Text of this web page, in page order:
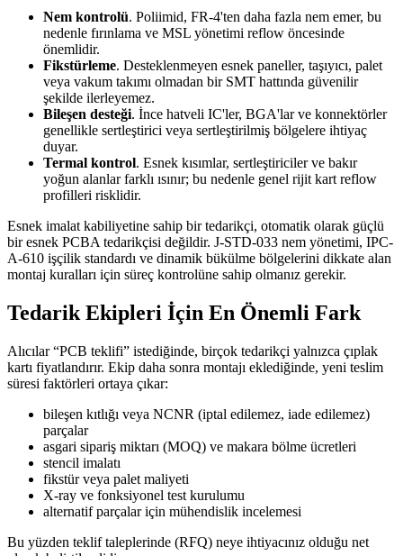
Nem kontrolü. Poliimid, FR-4'ten daha fazla nem emer, bu
nedenle fırınlama ve MSL yönetimi reflow öncesinde
önemlidir.
Fikstürleme. Desteklenmeyen esnek paneller, taşıyıcı, palet
veya vakum takımı olmadan bir SMT hattında güvenilir
şekilde ilerleyemez.
Bileşen desteği. İnce hatveli IC'ler, BGA'lar ve konnektörler
genellikle sertleştirici veya sertleştirilmiş bölgelere ihtiyaç
duyar.
Termal kontrol. Esnek kısımlar, sertleştiriciler ve bakır
yoğun alanlar farklı ısınır; bu nedenle genel rijit kart reflow
profilleri risklidir.
Esnek imalat kabiliyetine sahip bir tedarikçi, otomatik olarak güçlü
bir esnek PCBA tedarikçisi değildir. J-STD-033 nem yönetimi, IPC-
A-610 işçilik standardı ve dinamik bükülme bölgelerini dikkate alan
montaj kuralları için süreç kontrolüne sahip olmanız gerekir.
Tedarik Ekipleri İçin En Önemli Fark
Alıcılar “PCB teklifi” istediğinde, birçok tedarikçi yalnızca çıplak
kartı fiyatlandırır. Ekip daha sonra montajı eklediğinde, yeni teslim
süresi faktörleri ortaya çıkar:
bileşen kıtlığı veya NCNR (iptal edilemez, iade edilemez)
parçalar
asgari sipariş miktarı (MOQ) ve makara bölme ücretleri
stencil imalatı
fikstür veya palet maliyeti
X-ray ve fonksiyonel test kurulumu
alternatif parçalar için mühendislik incelemesi
Bu yüzden teklif taleplerinde (RFQ) neye ihtiyacınız olduğu net